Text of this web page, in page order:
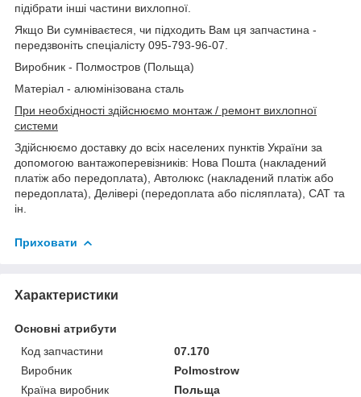
підібрати інші частини вихлопної.
Якщо Ви сумніваєтеся, чи підходить Вам ця запчастина -
передзвоніть спеціалісту 095-793-96-07.
Виробник - Полмостров (Польща)
Матеріал - алюмінізована сталь
При необхідності здійснюємо монтаж / ремонт вихлопної
системи
Здійснюємо доставку до всіх населених пунктів України за
допомогою вантажоперевізників: Нова Пошта (накладений
платіж або передоплата), Автолюкс (накладений платіж або
передоплата), Делівері (передоплата або післяплата), САТ та
ін.
Приховати
Характеристики
Основні атрибути
Код запчастини
07.170
Виробник
Polmostrow
Країна виробник
Польща